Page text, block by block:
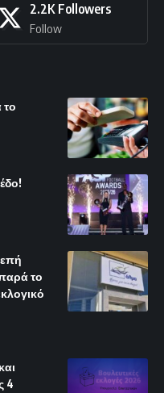
2.2K Followers
Follow
το
το
4